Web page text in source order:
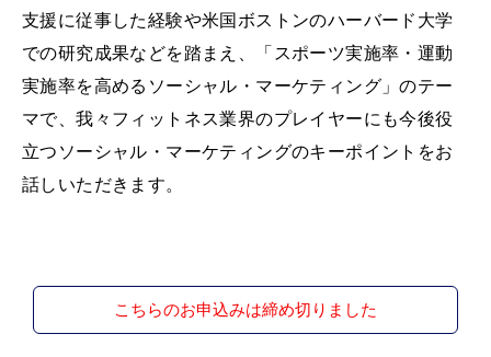
支援に従事した経験や米国ボストンのハーバード大学
での研究成果などを踏まえ、「スポーツ実施率・運動
実施率を高めるソーシャル・マーケティング」のテー
マで、我々フィットネス業界のプレイヤーにも今後役
立つソーシャル・マーケティングのキーポイントをお
話しいただきます。
こちらのお申込みは締め切りました